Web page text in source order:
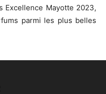
Excellence Mayotte 2023,
parmi les plus belles